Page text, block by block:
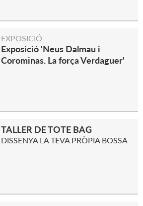
EXPOSICIÓ
Exposició 'Neus Dalmau i
Corominas. La força Verdaguer'
TALLER DE TOTE BAG
DISSENYA LA TEVA PRÒPIA BOSSA